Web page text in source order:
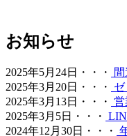
ョン性に優れた素材は
2026.5.13
お庭の雑草対策でお悩
を誇る当社の人工芝は
お知らせ
2025年5月24日・・・
2025年3月20日・・・
2025年3月13日・・・ 営
2025年3月5日・・・
2024年12月30日・・・